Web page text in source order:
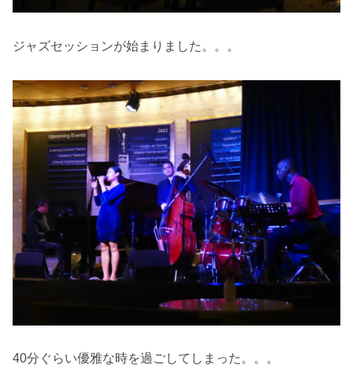
ジャズセッションが始まりました。。。
40分ぐらい優雅な時を過ごしてしまった。。。